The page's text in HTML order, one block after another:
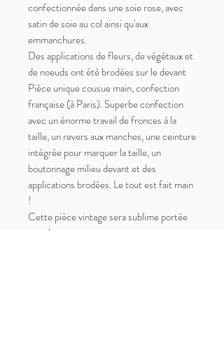
confectionnée dans une soie rose, avec
satin de soie au col ainsi qu'aux
emmanchures.
Des applications de fleurs, de végétaux et
de noeuds ont été brodées sur le devant
Pièce unique cousue main, confection
française (à Paris). Superbe confection
avec un énorme travail de fronces à la
taille, un revers aux manches, une ceinture
intégrée pour marquer la taille, un
boutonnage milieu devant et des
applications brodées. Le tout est fait main
!
Cette pièce vintage sera sublime portée
en robe.